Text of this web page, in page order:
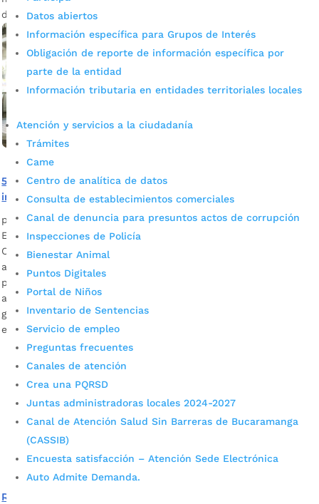
Datos abiertos
Información específica para Grupos de Interés
Obligación de reporte de información específica por
parte de la entidad
Información tributaria en entidades territoriales locales
Atención y servicios a la ciudadanía
Trámites
Came
Centro de analítica de datos
Consulta de establecimientos comerciales
Canal de denuncia para presuntos actos de corrupción
Inspecciones de Policía
Bienestar Animal
Puntos Digitales
Portal de Niños
Inventario de Sentencias
Servicio de empleo
Preguntas frecuentes
Canales de atención
Crea una PQRSD
Juntas administradoras locales 2024-2027
Canal de Atención Salud Sin Barreras de Bucaramanga
(CASSIB)
Encuesta satisfacción – Atención Sede Electrónica
Auto Admite Demanda.
desde las 10:00 a.m. hasta las 11:59 p.m. Por […]
560 establecimientos podrán reabrir sus puertas tras
inscribirse en emergencia.bucaramanga.gov.co
por Alcaldía de Bucaramanga |Sep 8, 2020|Noticias
El llamado del mandatario de los bumangueses, Juan Carlos
Cárdenas, es a proteger la vida de los ciudadanos y también
adelantar una reactivación económica segura, acatando los
protocolos de bioseguridad. Descargar audio: Ángel Galvis,
asesor de despacho de la Alcaldía de Bucaramanga Los
gimnasios, los restaurantes y los centros de culto
empezaron desde este lunes, […]
Recomendaciones para propietarios de restaurantes y